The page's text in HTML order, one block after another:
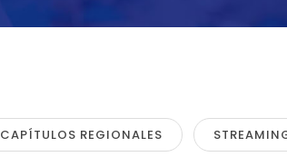
CAPÍTULOS REGIONALES